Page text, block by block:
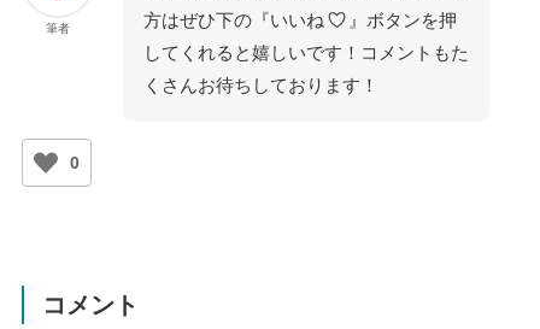
筆者
方はぜひ下の『いいね
』ボタンを押
してくれると嬉しいです！コメントもた
くさんお待ちしております！
0
コメント